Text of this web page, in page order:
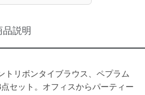
品説明
トリボンタイブラウス、ペプラム
セット。オフィスからパーティー